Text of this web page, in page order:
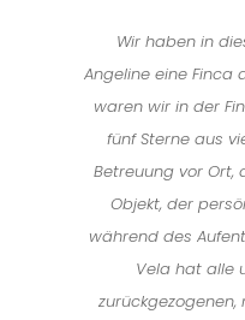
Wir haben in
Angeline eine Finca
waren wir in der
fünf Sterne aus
Betreuung vor Ort,
Objekt, der
während des
Vela hat alle